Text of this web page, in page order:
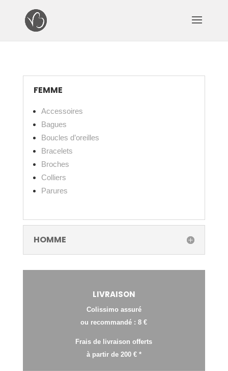
FEMME
Accessoires
Bagues
Boucles d’oreilles
Bracelets
Broches
Colliers
Parures
HOMME
LIVRAISON
Colissimo assuré
ou recommandé : 8 €
Frais de livraison offerts
à partir de 200 € *